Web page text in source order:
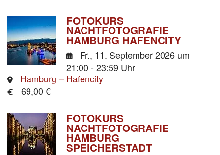
FOTOKURS
NACHTFOTOGRAFIE
HAMBURG HAFENCITY
Fr., 11. September 2026 um
21:00 - 23:59 Uhr
Hamburg – Hafencity
69,00 €
FOTOKURS
NACHTFOTOGRAFIE
HAMBURG
SPEICHERSTADT